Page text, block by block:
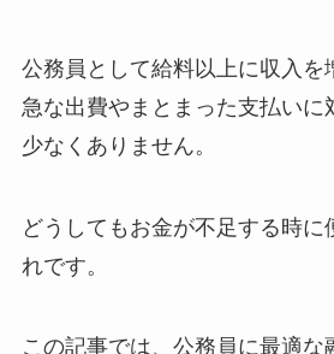
公務員として給料以上に収入を
急な出費やまとまった支払いに
少なくありません。
どうしてもお金が不足する時に
れです。
この記事では、公務員に最適な